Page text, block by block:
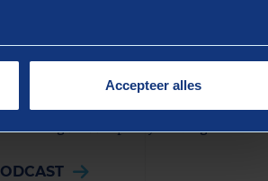
Accepteer alles
Veiligheidspodcast
Veiligheidspodcast praten wij u bij
veiligheids- en crisisdomein. Wat
het gebied van veiligheid en crisis?
hier of ga naar Spotify en volg ons!